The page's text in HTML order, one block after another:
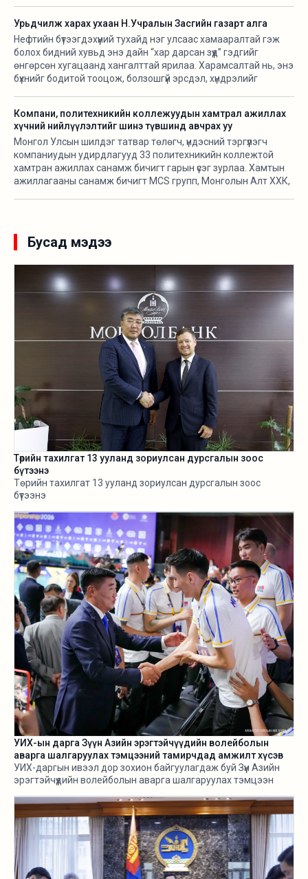
Урьдчилж харах ухаан Н.Учралын Засгийн газарт алга
Нефтийн бүтээгдэхүүний тухайд нэг улсаас хамааралтай гэж
болох бидний хувьд энэ дайн “хар дарсан зүүд” гэдгийг
өнгөрсөн хугацаанд хангалттай ярилаа. Харамсалтай нь, энэ
бүхнийг бодитой тооцож, болзошгүй эрсдэл, хүндрэлийг
Компани, политехникийн коллежуудын хамтрал ажиллах
хүчний нийлүүлэлтийг шинэ түвшинд авчрах уу
Монгол Улсын шилдэг татвар төлөгч, үндэсний тэргүүлэгч
компаниудын удирдлагууд 33 политехникийн коллежтой
хамтран ажиллах санамж бичигт гарын үсэг зурлаа. Хамтын
ажиллагааны санамж бичигт MCS групп, Монголын Алт ХХК,
ХХК-ийн удирдлагууд гарын үсэг зурсан юм. Олзуурхууштай
нь эдгээр компаний удирдлагууд тус хамтралт сэтгэлд
Бусад мэдээ
Төрийн тахилгат 13 ууланд зориулсан дурсгалын зоос
бүтээнэ
Төрийн тахилгат 13 ууланд зориулсан дурсгалын зоос
бүтээнэ
УИХ-ын дарга Зүүн Азийн эрэгтэйчүүдийн волейболын
аварга шалгаруулах тэмцээний тамирчдад амжилт хүсэв
УИХ-даргын ивээл дор зохион байгуулагдаж буй Зүүн Азийн
эрэгтэйчүүдийн волейболын аварга шалгаруулах тэмцээн